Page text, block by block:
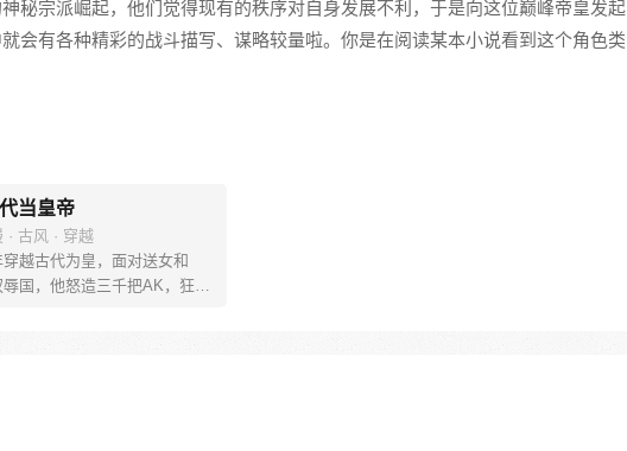
秘宗派崛起，他们觉得现有的秩序对自身发展不利，于是向这位巅峰帝皇发起
会有各种精彩的战斗描写、谋略较量啦。你是在阅读某本小说看到这个角色类
当皇帝
· 古风 · 穿越
穿越古代为皇，面对送女和
国，他怒造三千把AK，狂建